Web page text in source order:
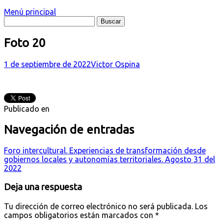
Menú principal
Foto 20
1 de septiembre de 2022Victor Ospina
Publicado en
Navegación de entradas
Foro intercultural. Experiencias de transformación desde
gobiernos locales y autonomías territoriales. Agosto 31 del
2022
Deja una respuesta
Tu dirección de correo electrónico no será publicada. Los
campos obligatorios están marcados con *